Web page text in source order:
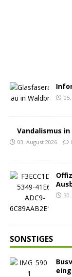
Vandalismus
03. August 2026
SONSTIGES